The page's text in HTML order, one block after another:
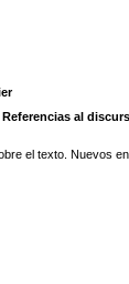
al
el texto. Nuevos